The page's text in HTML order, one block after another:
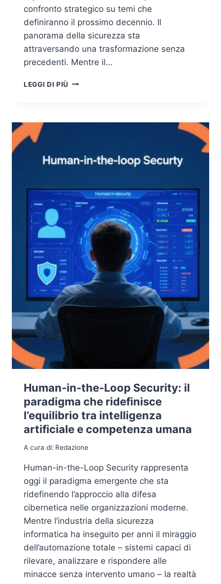
confronto strategico su temi che
definiranno il prossimo decennio. Il
panorama della sicurezza sta
attraversando una trasformazione senza
precedenti. Mentre il…
LEGGI DI PIÙ FORUM
–
DELLA
SICUREZZA
COSTRUISCE
A
Human-in-the-Loop Security: il
paradigma che ridefinisce
l’equilibrio tra intelligenza
artificiale e competenza umana
A cura di: Redazione
Human-in-the-Loop Security rappresenta
oggi il paradigma emergente che sta
ridefinendo l’approccio alla difesa
cibernetica nelle organizzazioni moderne.
Mentre l’industria della sicurezza
informatica ha inseguito per anni il miraggio
dell’automazione totale – sistemi capaci di
rilevare, analizzare e rispondere alle
minacce senza intervento umano – la realtà